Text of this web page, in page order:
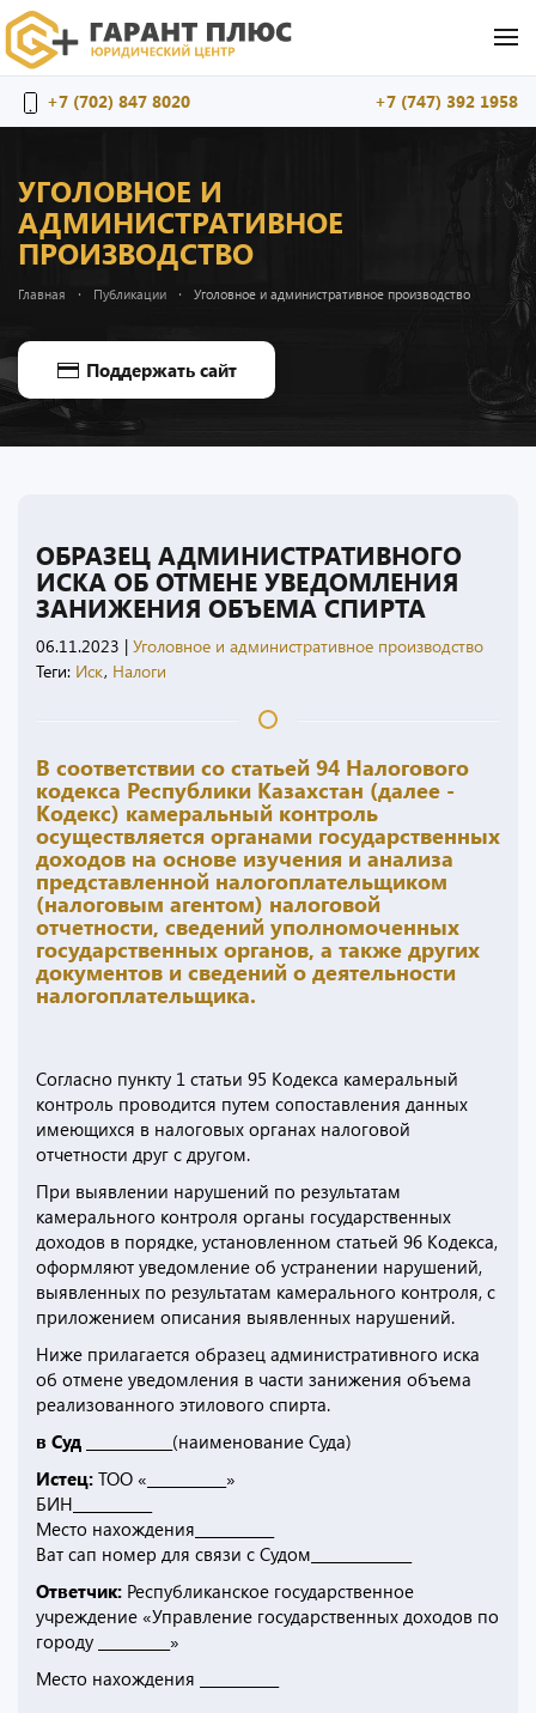
+7 (702) 847 8020 +7 (747) 392 1958
УГОЛОВНОЕ И
АДМИНИСТРАТИВНОЕ
ПРОИЗВОДСТВО
Главная Публикации Уголовное и административное производство
Поддержать сайт
ОБРАЗЕЦ АДМИНИСТРАТИВНОГО
ИСКА ОБ ОТМЕНЕ УВЕДОМЛЕНИЯ
ЗАНИЖЕНИЯ ОБЪЕМА СПИРТА
06.11.2023 | Уголовное и административное производство
Теги: Иск, Налоги
В соответствии со статьей 94 Налогового
кодекса Республики Казахстан (далее -
Кодекс) камеральный контроль
осуществляется органами государственных
доходов на основе изучения и анализа
представленной налогоплательщиком
(налоговым агентом) налоговой
отчетности, сведений уполномоченных
государственных органов, а также других
документов и сведений о деятельности
налогоплательщика.
Согласно пункту 1 статьи 95 Кодекса камеральный
контроль проводится путем сопоставления данных
имеющихся в налоговых органах налоговой
отчетности друг с другом.
При выявлении нарушений по результатам
камерального контроля органы государственных
доходов в порядке, установленном статьей 96 Кодекса,
оформляют уведомление об устранении нарушений,
выявленных по результатам камерального контроля, с
приложением описания выявленных нарушений.
Ниже прилагается образец административного иска
об отмене уведомления в части занижения объема
реализованного этилового спирта.
в Суд ____________ (наименование Суда)
Истец: ТОО «___________»
БИН___________
Место нахождения___________
Ват сап номер для связи с Судом______________
Ответчик: Республиканское государственное
учреждение «Управление государственных доходов по
городу __________»
Место нахождения ___________